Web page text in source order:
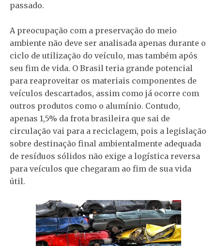
passado.
A preocupação com a preservação do meio
ambiente não deve ser analisada apenas durante o
ciclo de utilização do veículo, mas também após
seu fim de vida. O Brasil teria grande potencial
para reaproveitar os materiais componentes de
veículos descartados, assim como já ocorre com
outros produtos como o alumínio. Contudo,
apenas 1,5% da frota brasileira que sai de
circulação vai para a reciclagem, pois a legislação
sobre destinação final ambientalmente adequada
de resíduos sólidos não exige a logística reversa
para veículos que chegaram ao fim de sua vida
útil.